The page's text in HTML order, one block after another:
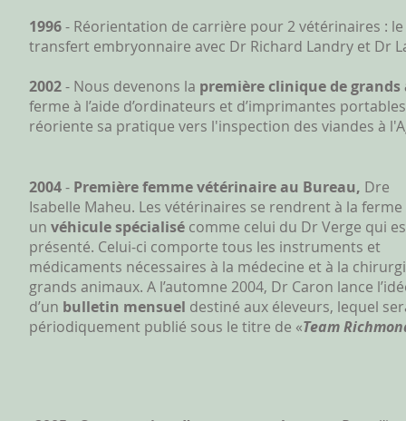
1996- Réorientation de carrière pour 2 vétérinaires :
transfert embryonnaire avec Dr Richard Landry et Dr
2002- Nous devenons la première clinique de
ferme à l’aide d’ordinateurs et d’imprimantes
réoriente sa pratique vers l'inspection des viandes à
2004- Première femme vétérinaire au Bureau, Dre
Isabelle Maheu. Les vétérinaires se rendrent à la ferme
un véhicule spécialisé comme celui du Dr Verge qui
présenté. Celui-ci comporte tous les instruments et
médicaments nécessaires à la médecine et à la
grands animaux. A l’automne 2004, Dr Caron lance
d’un bulletin mensuel destiné aux éleveurs, lequel
périodiquement publié sous le titre de «Team